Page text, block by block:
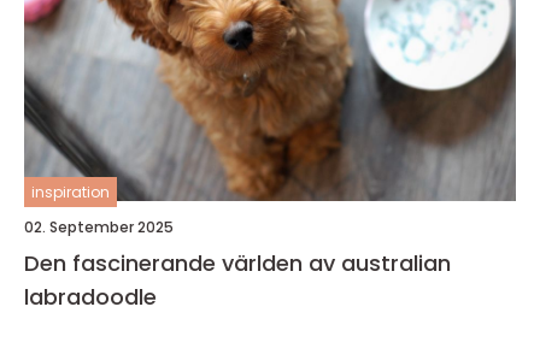
inspiration
02. September 2025
Den fascinerande världen av australian
labradoodle